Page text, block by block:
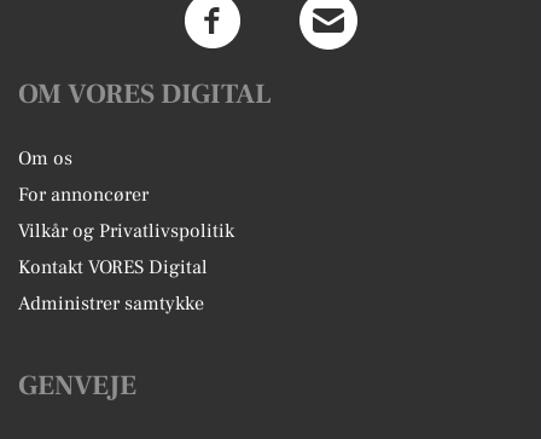
OM VORES DIGITAL
Om os
For annoncører
Vilkår og Privatlivspolitik
Kontakt VORES Digital
Administrer samtykke
GENVEJE